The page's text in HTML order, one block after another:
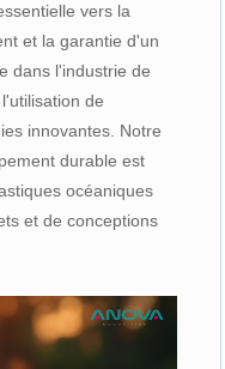
vers la
et la garantie d'un
dans l'industrie de
de
innovantes. Notre
durable est
océaniques
et de conceptions